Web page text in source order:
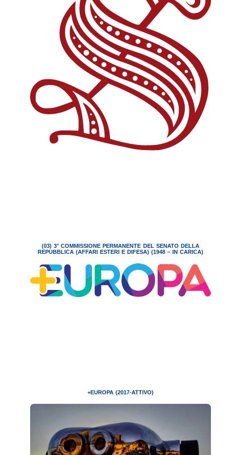
(03) 3° COMMISSIONE PERMANENTE DEL SENATO DELLA
REPUBBLICA (AFFARI ESTERI E DIFESA) (1948 – IN CARICA)
+EUROPA (2017-ATTIVO)